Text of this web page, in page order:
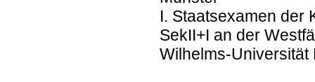
I. Staatsexamen der
SekII+I an der
Wilhelms-Universität